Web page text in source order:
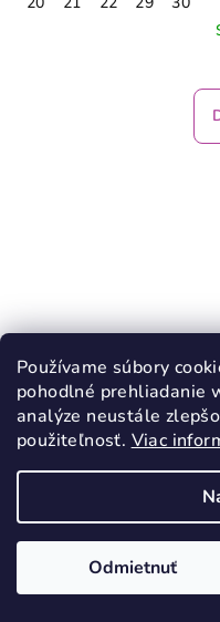
Používame súbory
pohodlné prehliadanie
analýze neustále
použiteľnosť. Viac
Odmietnuť
RAK